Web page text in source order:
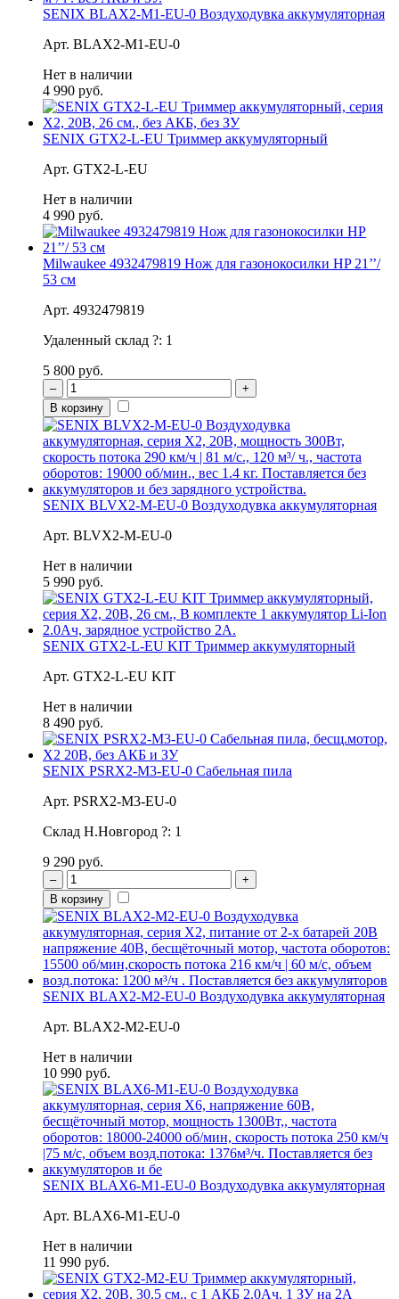
SENIX BLAX2-M1-EU-0 Воздуходувка аккумуляторная
Арт. BLAX2-M1-EU-0
Нет в наличии
4 990 руб.
SENIX GTX2-L-EU Триммер аккумуляторный
Арт. GTX2-L-EU
Нет в наличии
4 990 руб.
Milwaukee 4932479819 Нож для газонокосилки HP 21’’/
53 см
Арт. 4932479819
Удаленный склад ?: 1
5 800 руб.
–
+
В корзину
SENIX BLVX2-M-EU-0 Воздуходувка аккумуляторная
Арт. BLVX2-M-EU-0
Нет в наличии
5 990 руб.
SENIX GTX2-L-EU KIT Триммер аккумуляторный
Арт. GTX2-L-EU KIT
Нет в наличии
8 490 руб.
SENIX PSRX2-M3-EU-0 Сабельная пила
Арт. PSRX2-M3-EU-0
Склад Н.Новгород ?: 1
9 290 руб.
–
+
В корзину
SENIX BLAX2-M2-EU-0 Воздуходувка аккумуляторная
Арт. BLAX2-M2-EU-0
Нет в наличии
10 990 руб.
SENIX BLAX6-M1-EU-0 Воздуходувка аккумуляторная
Арт. BLAX6-M1-EU-0
Нет в наличии
11 990 руб.